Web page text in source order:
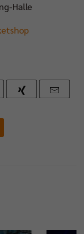
Halle